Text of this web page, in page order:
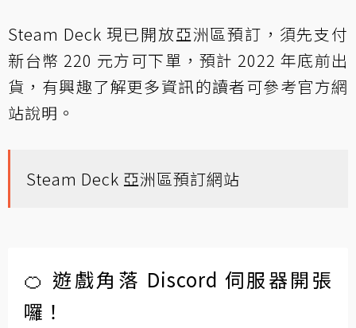
Steam Deck 現已開放亞洲區預訂，須先支付
新台幣 220 元方可下單，預計 2022 年底前出
貨，有興趣了解更多資訊的讀者可參考官方網
站說明。
Steam Deck 亞洲區預訂網站
🍊 遊戲角落 Discord 伺服器開張
囉！